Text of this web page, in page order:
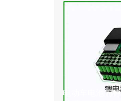
电动车电池的